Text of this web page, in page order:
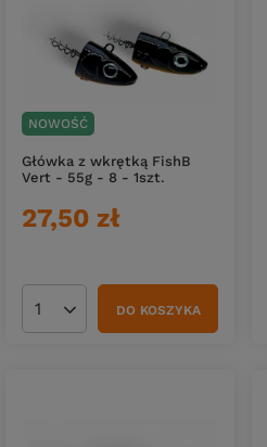
NOWOŚĆ
Główka z wkrętką FishB
Vert - 55g - 8 - 1szt.
27,50 zł
Ilość produktówDO KOSZYKA